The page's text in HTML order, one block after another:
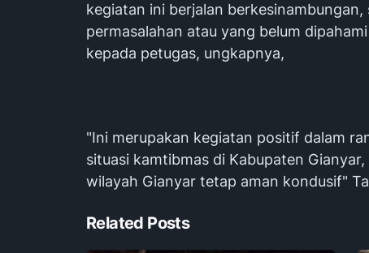
kegiatan ini berjalan
permasalahan atau yang belum
kepada petugas, ungkapnya,
"Ini merupakan kegiatan positif dalam
situasi kamtibmas di Kabupaten
wilayah Gianyar tetap aman kondusif"
Related Posts